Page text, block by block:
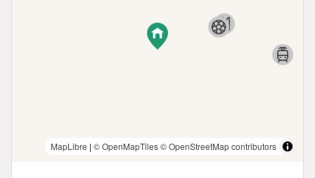
MapLibre | © OpenMapTiles© OpenStreetMap contributors